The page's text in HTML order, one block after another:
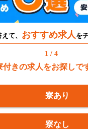
て、 おすすめ求人 を
1 / 4
付きの求人をお探しで
寮あり
寮なし